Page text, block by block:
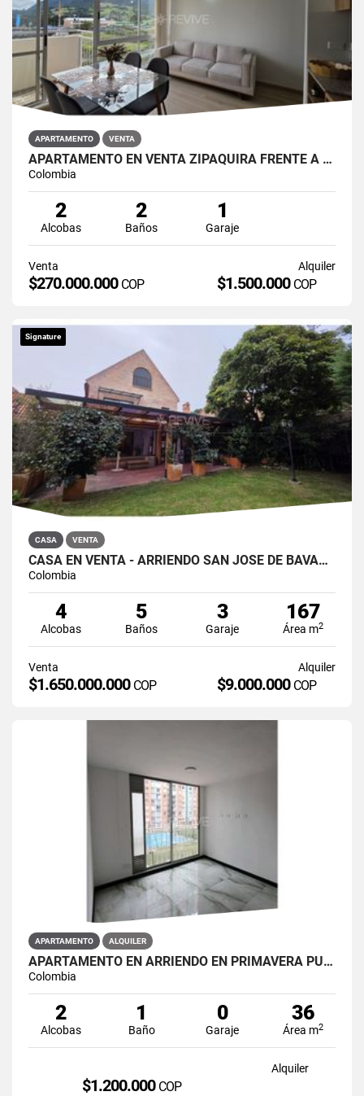
APARTAMENTO VENTA
APARTAMENTO EN VENTA ZIPAQUIRÁ FRENTE A LA UNIMINUTO
Colombia
2
Alcobas
2
Baños
1
Garaje
Venta
$270.000.000 COP
Alquiler
$1.500.000 COP
Signature
CASA VENTA
CASA EN VENTA - ARRIENDO SAN JOSÉ DE BAVARIA
Colombia
4
Alcobas
5
Baños
3
Garaje
167
Área m2
Venta
$1.650.000.000 COP
Alquiler
$9.000.000 COP
APARTAMENTO ALQUILER
APARTAMENTO EN ARRIENDO EN PRIMAVERA PUENTE ARANDA PRIMAVERA 6-39 ET 2
Colombia
2
Alcobas
1
Baño
0
Garaje
36
Área m2
Alquiler
$1.200.000 COP